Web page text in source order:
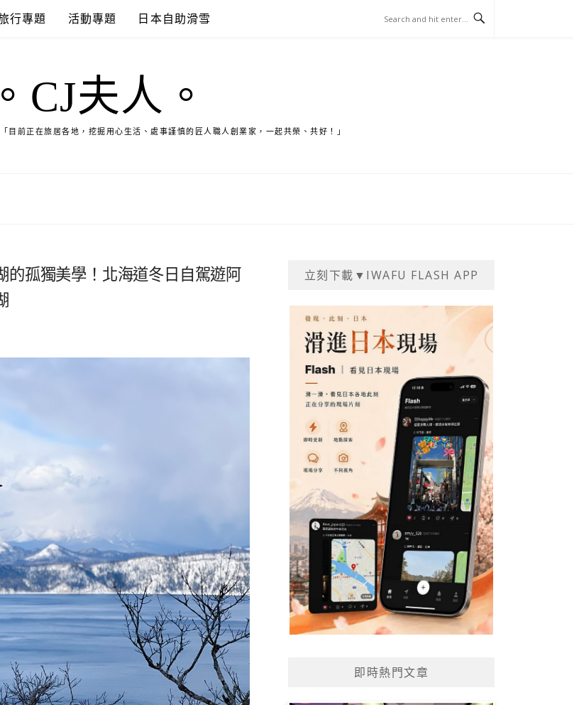
行專題 活動專題 日本自助滑雪
。CJ夫人。
目前正在旅居各地，挖掘用心生活、處事謹慎的匠人職人創業家，一起共榮、共好！」
的孤獨美學！北海道冬日自駕遊阿
立刻下載▼IWAFU FLASH APP
即時熱門文章